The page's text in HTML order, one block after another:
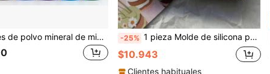
18 colores de polvo mineral de mica natural, adecuado para hacer resina epoxi y joyería vibrante - excelente para moldear y colorear resina -25% 1 pieza Molde de silicona para pastel con número, para decoración de fiesta de cumpleaños y boda, adecuado para velas, resina epoxi, jabón, yeso, manualidades DIY, aniversario, Día de la Madre, fiesta de cumpleaños
$10.943
Clientes habituales